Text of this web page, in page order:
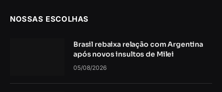
NOSSAS ESCOLHAS
Brasil rebaixa relação com Argentina
após novos insultos de Milei
05/08/2026